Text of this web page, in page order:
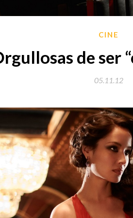
CINE
de ser
05.11.12